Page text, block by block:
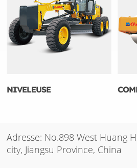
NIVELEUSE
Adresse: No.898 West Huang
city, Jiangsu Province, China